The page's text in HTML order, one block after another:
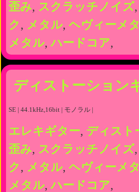
歪み, スクラッチノイズ,
ク , メタル, ヘヴィーメ
メタル,ハードコア,
ディストーション
SE | 44.1kHz,16bit | モノラル |
エレキギター, ディスト
歪み, スクラッチノイズ,
ク , メタル, ヘヴィーメ
メタル,ハードコア,